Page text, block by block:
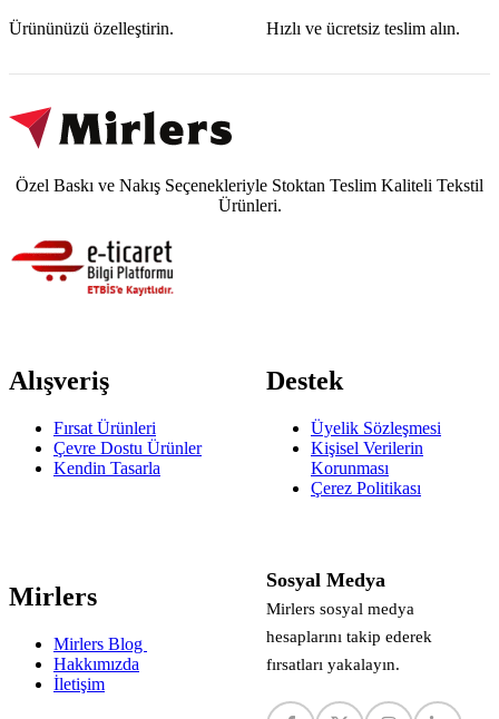
Ürününüzü özelleştirin. Hızlı ve ücretsiz teslim alın.
Özel Baskı ve Nakış Seçenekleriyle Stoktan Teslim Kaliteli Tekstil
Ürünleri.
Alışveriş
Fırsat Ürünleri
Çevre Dostu Ürünler
Kendin Tasarla
Destek
Üyelik Sözleşmesi
Kişisel Verilerin
Korunması
Çerez Politikası
Mirlers
Mirlers Blog
Hakkımızda
İletişim
Sosyal Medya
Mirlers sosyal medya
hesaplarını takip ederek
fırsatları yakalayın.